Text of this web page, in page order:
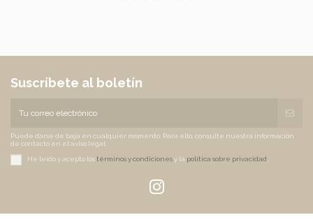
Suscríbete al boletín
Puede darse de baja en cualquier momento. Para ello, consulte nuestra información
de contacto en el aviso legal.
He leído y acepto lostérminos y condicionesy la política sobre privacidad